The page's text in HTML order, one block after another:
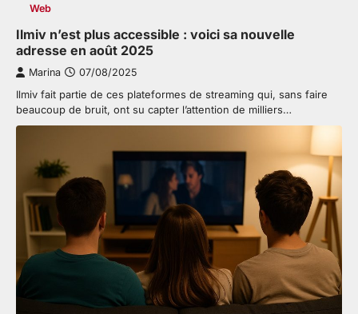
Web
Ilmiv n’est plus accessible : voici sa nouvelle
adresse en août 2025
Marina 07/08/2025
Ilmiv fait partie de ces plateformes de streaming qui, sans faire
beaucoup de bruit, ont su capter l’attention de milliers…